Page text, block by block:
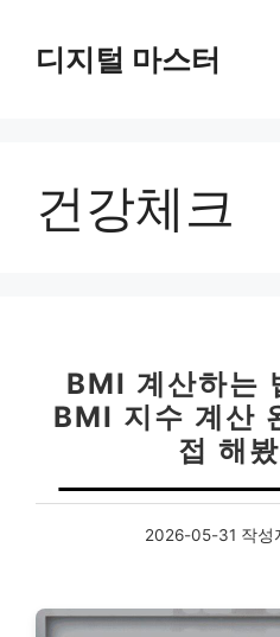
디지털 마스터
건강체크
BMI 계산하는
BMI 지수 계산
접 해
2026-05-31 작성